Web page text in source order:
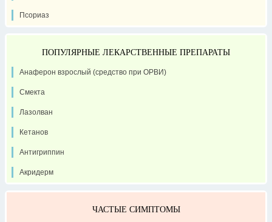
Псориаз
ПОПУЛЯРНЫЕ ЛЕКАРСТВЕННЫЕ ПРЕПАРАТЫ
Анаферон взрослый (средство при ОРВИ)
Смекта
Лазолван
Кетанов
Антигриппин
Акридерм
ЧАСТЫЕ СИМПТОМЫ